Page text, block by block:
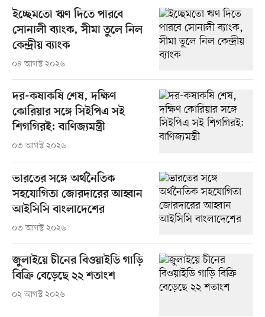
ইচ্ছেমতো ঋণ দিতে পারবে
সোনালী ব্যাংক, সীমা তুলে নিল
কেন্দ্রীয় ব্যাংক
০৪ আগস্ট ২০২৬
দর-কষাকষি শেষ, দক্ষিণ
কোরিয়ার সঙ্গে সিইপিএ সই
শিগগিরই: বাণিজ্যমন্ত্রী
০৩ আগস্ট ২০২৬
ভারতের সঙ্গে অর্থনৈতিক
সহযোগিতা জোরদারের আহ্বান
আইসিসি বাংলাদেশের
০৩ আগস্ট ২০২৬
জুলাইয়ে চীনের বিওয়াইডি গাড়ি
বিক্রি বেড়েছে ২২ শতাংশ
০২ আগস্ট ২০২৬